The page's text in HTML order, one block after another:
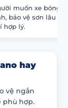
muốn xe bóng
bảo vệ sơn lâu
hợp lý.
hay
vệ ngắn
phù hợp.